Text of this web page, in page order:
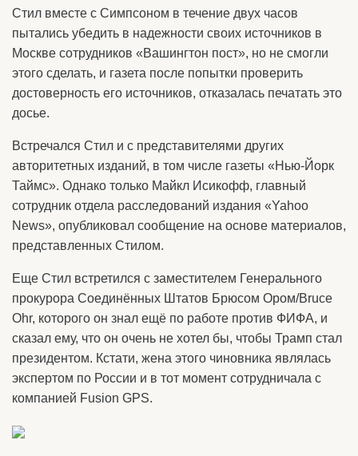
Стил вместе с Симпсоном в течение двух часов
пытались убедить в надежности своих источников в
Москве сотрудников «Вашингтон пост», но не смогли
этого сделать, и газета после попытки проверить
достоверность его источников, отказалась печатать это
досье.
Встречался Стил и с представителями других
авторитетных изданий, в том числе газеты «Нью-Йорк
Таймс». Однако только Майкл Исикофф, главный
сотрудник отдела расследований издания «Yahoo
News», опубликовал сообщение на основе материалов,
представленных Стилом.
Еще Стил встретился с заместителем Генерального
прокурора Соединённых Штатов Брюсом Ором/Bruce
Ohr, которого он знал ещё по работе против ФИФА, и
сказал ему, что он очень не хотел бы, чтобы Трамп стал
президентом. Кстати, жена этого чиновника являлась
экспертом по России и в тот момент сотрудничала с
компанией Fusion GPS.